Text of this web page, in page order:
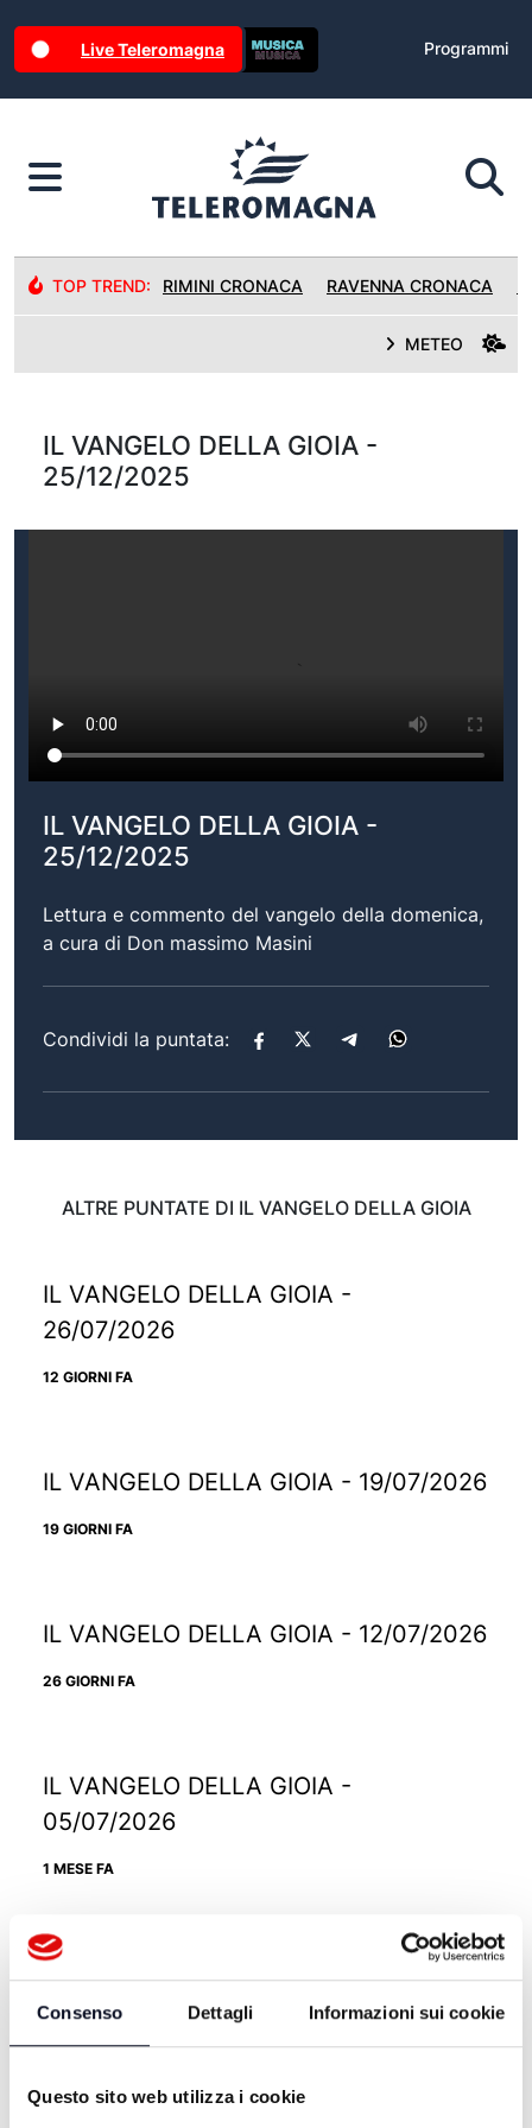
Consenso Dettagli Informazioni sui cookie
Questo sito web utilizza i cookie
Live Teleromagna Programmi
TOP TREND: RIMINI CRONACA RAVENNA CRONACA
METEO
IL VANGELO DELLA GIOIA -
25/12/2025
IL VANGELO DELLA GIOIA -
25/12/2025
Lettura e commento del vangelo della domenica,
a cura di Don massimo Masini
Condividi la puntata:
ALTRE PUNTATE DI IL VANGELO DELLA GIOIA
IL VANGELO DELLA GIOIA -
26/07/2026
12 GIORNI FA
IL VANGELO DELLA GIOIA - 19/07/2026
19 GIORNI FA
IL VANGELO DELLA GIOIA - 12/07/2026
26 GIORNI FA
IL VANGELO DELLA GIOIA -
05/07/2026
1 MESE FA
IL VANGELO DELLA GIOIA -
28/06/2026